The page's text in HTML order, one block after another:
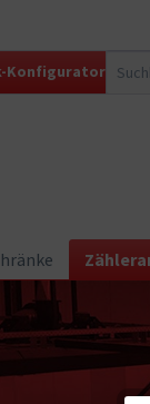
Konfigurator